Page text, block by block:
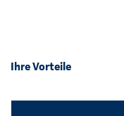
Ihre Vorteile